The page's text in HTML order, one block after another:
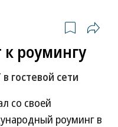
роумингу
гостевой сети
со своей
роуминг в